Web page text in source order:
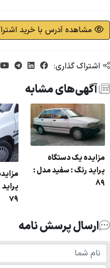
مشاهده آدرس با خرید
اشتراک گذاری:
آگهی‌های مشابه
79
مزایده یک دستگاه
پراید رنگ : سفید مدل :
89
ارسال پرسش نامه